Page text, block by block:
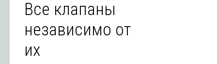
Все клапаны
независимо от
их